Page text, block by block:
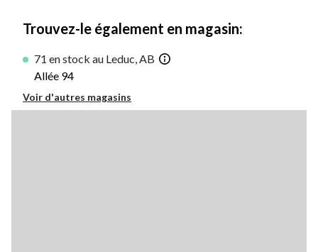
Trouvez-le également en magasin:
71 en stock au Leduc, AB
Allée 94
Voir d'autres magasins